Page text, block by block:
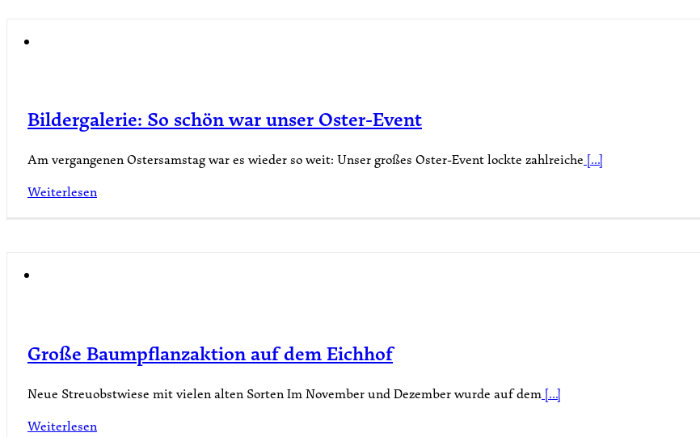
Bildergalerie: So schön war unser Oster-Event
Am vergangenen Ostersamstag war es wieder so weit: Unser großes Oster-Event lockte zahlreiche [...]
Weiterlesen
Große Baumpflanzaktion auf dem Eichhof
Neue Streuobstwiese mit vielen alten Sorten Im November und Dezember wurde auf dem [...]
Weiterlesen